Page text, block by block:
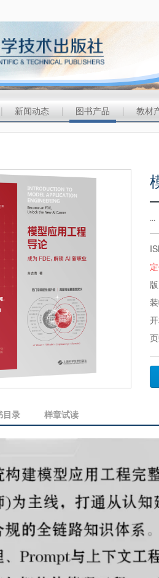
| 新闻动态 | 图书产品 | 教材
...
目录 样章试读